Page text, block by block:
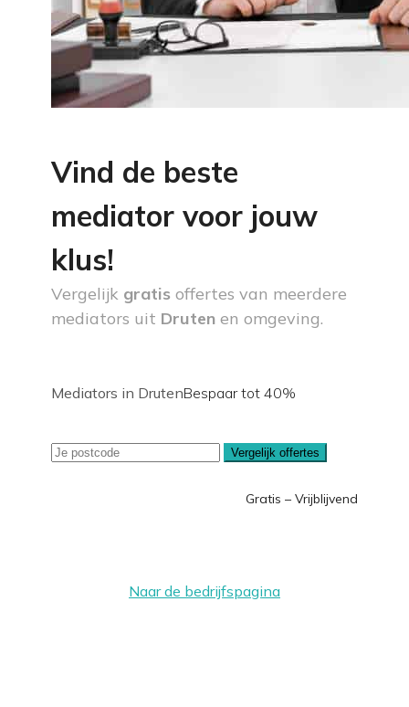
Vind de beste
mediator voor jouw
klus!
Vergelijk gratis offertes van meerdere
mediators uit Druten en omgeving.
Mediators in DrutenBespaar tot 40%
Vergelijk offertes
Gratis – Vrijblijvend
Naar de bedrijfspagina